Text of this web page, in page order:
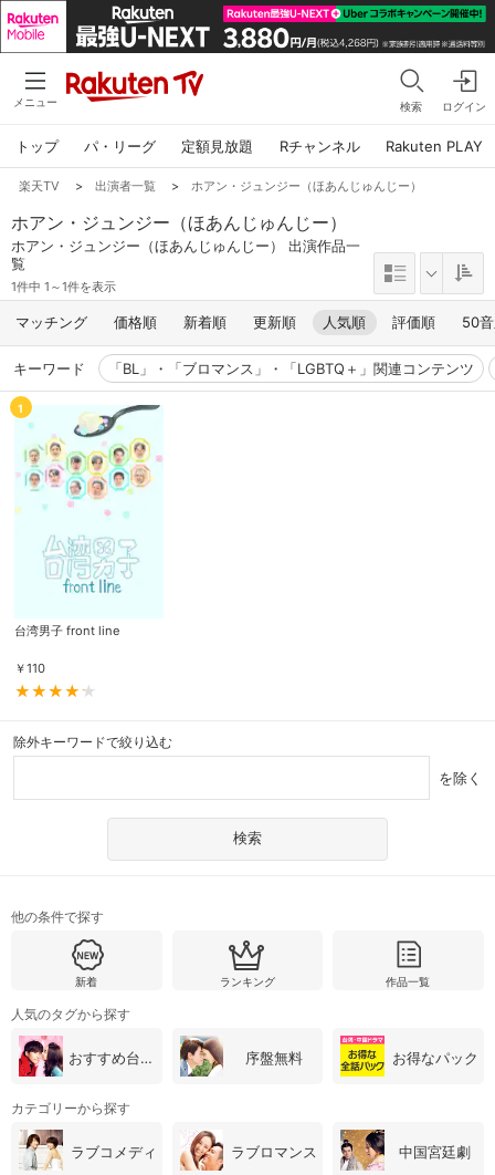
メニュー 検索 ログイン
トップ パ・リーグ 定額見放題 Rチャンネル Rakuten PLAY
楽天TV > 出演者一覧 > ホアン・ジュンジー（ほあんじゅんじー）
ホアン・ジュンジー（ほあんじゅんじー）
ホアン・ジュンジー（ほあんじゅんじー） 出演作品一
覧
1件中 1～1件を表示
マッチング 価格順 新着順 更新順 人気順 評価順 50
キーワード 「BL」・「ブロマンス」・「LGBTQ＋」関連コンテンツ
1
台湾男子 front line
￥110
除外キーワードで絞り込む
を除く
他の条件で探す
新着 ランキング 作品一覧
人気のタグから探す
おすすめ台湾・中国ドラマ 序盤無料 お得なパック
カテゴリーから探す
ラブコメディ ラブロマンス 中国宮廷劇